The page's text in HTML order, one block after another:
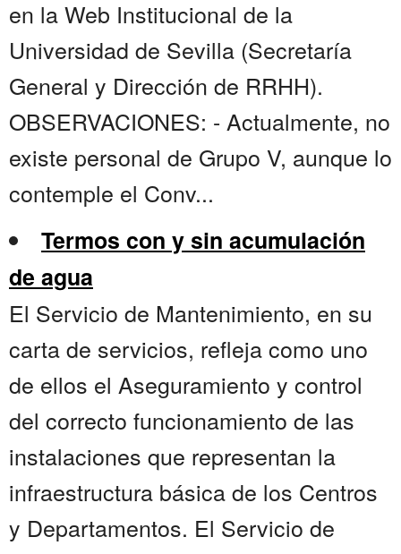
en la Web Institucional de la
Universidad de Sevilla (Secretaría
General y Dirección de RRHH).
OBSERVACIONES: - Actualmente, no
existe personal de Grupo V, aunque lo
contemple el Conv...
Termos con y sin acumulación
de agua
El Servicio de Mantenimiento, en su
carta de servicios, refleja como uno
de ellos el Aseguramiento y control
del correcto funcionamiento de las
instalaciones que representan la
infraestructura básica de los Centros
y Departamentos. El Servicio de